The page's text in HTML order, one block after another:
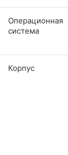
Операционная
система
Корпус